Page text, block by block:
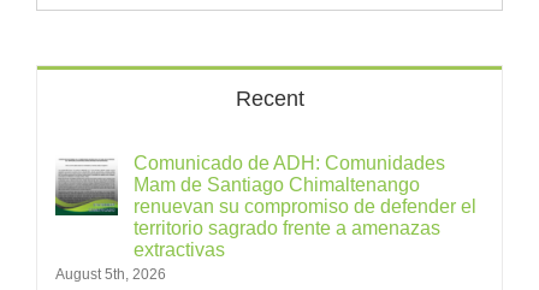
Recent
Comunicado de ADH: Comunidades
Mam de Santiago Chimaltenango
renuevan su compromiso de defender el
territorio sagrado frente a amenazas
extractivas
August 5th, 2026